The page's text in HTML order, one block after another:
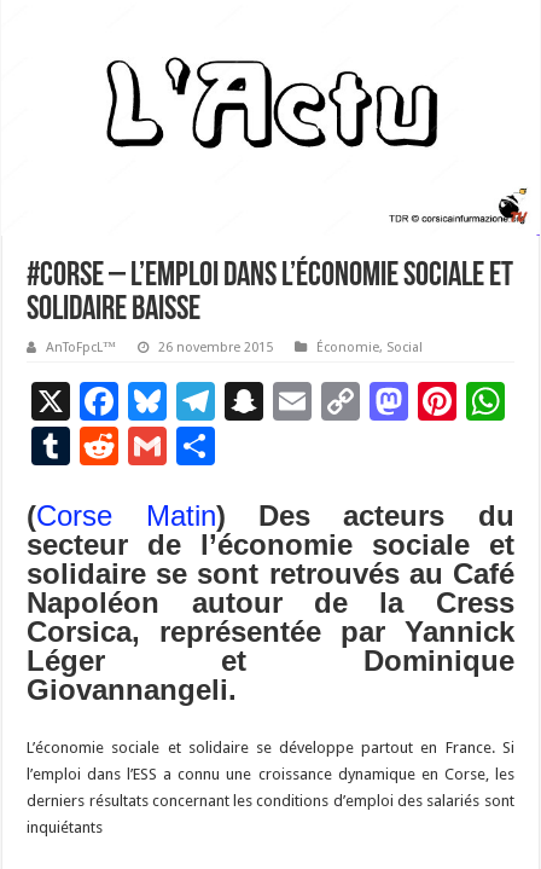
#Corse – L’emploi dans l’économie sociale et
solidaire baisse
AnToFpcL™ 26 novembre 2015 Économie, Social
X
F
ac
e
o
o
k
Bl
u
es
ky
T
gr
a
m
S
p
c
h
at
E
C
y
Li
n
k
M
d
o
n
Pi
es
t
p
p
T
m
bl
r
R
di
t
G
ai
l
ta
g
er
(Corse Matin) Des acteurs du
secteur de l’économie sociale et
solidaire se sont retrouvés au Café
Napoléon autour de la Cress
Corsica, représentée par Yannick
Léger et Dominique
Giovannangeli.
L’économie sociale et solidaire se développe partout en France. Si
l’emploi dans l’ESS a connu une croissance dynamique en Corse, les
derniers résultats concernant les conditions d’emploi des salariés sont
inquiétants